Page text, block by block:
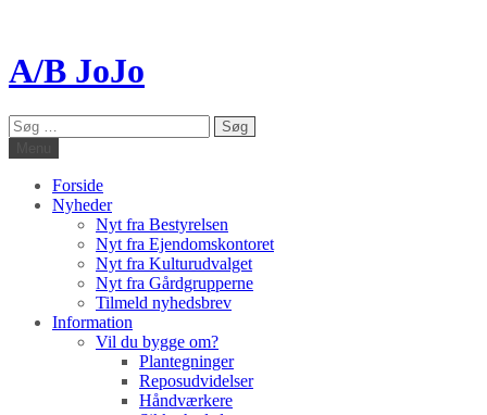
A/B JoJo
Søg
efter:
Forside
Nyheder
Nyt fra Bestyrelsen
Nyt fra Ejendomskontoret
Nyt fra Kulturudvalget
Nyt fra Gårdgrupperne
Tilmeld nyhedsbrev
Information
Vil du bygge om?
Plantegninger
Reposudvidelser
Håndværkere